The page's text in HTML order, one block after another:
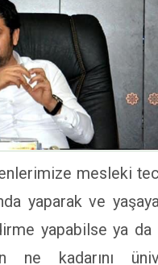
mesleki
yaparak ve
yapabilse ya da
ne kadarını